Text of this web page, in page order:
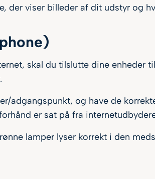
der viser billeder af dit udstyr og
skal du tilslutte dine
adgangspunkt, og have de
er sat på fra
lamper lyser korrekt i den